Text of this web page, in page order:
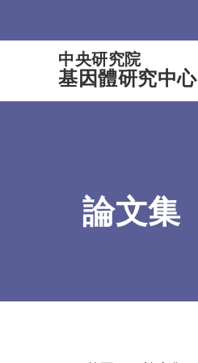
中央研究院
基因體研究中心
論文集